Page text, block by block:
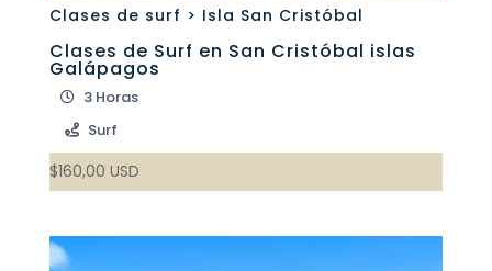
Clases de surf > Isla San Cristóbal
Clases de Surf en San Cristóbal islas
Galápagos
3 Horas
Surf
$160,00 USD